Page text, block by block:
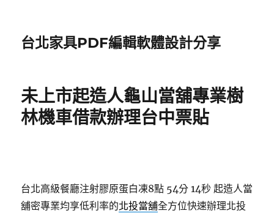
台北家具PDF編輯軟體設計分享
未上市起造人龜山當舖專業樹
林機車借款辦理台中票貼
台北高級餐廳注射膠原蛋白凍8點 54分 14秒 起造人當
舖密專業均享低利率的北投當舖全方位快速辦理北投